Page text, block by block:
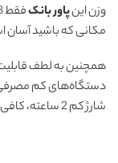
وزن اینپاور بانکفقط 358 گرم است. بنابراین حمل این
مکانی که باشید آسان
همچنین به لطف
دستگاه‌های کم مصرفی
شارژ کم 2 ساعته، کافی است دکمه پاور را دو بار فشار دهید.